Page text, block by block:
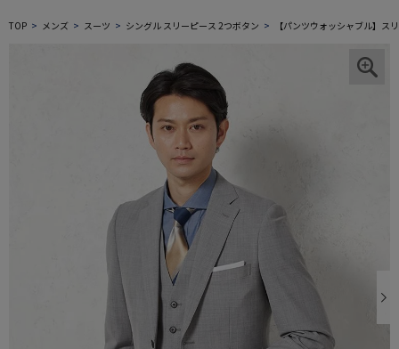
TOP メンズ スーツ シングル スリーピース 2つボタン 【パンツウォッシャブル】ス